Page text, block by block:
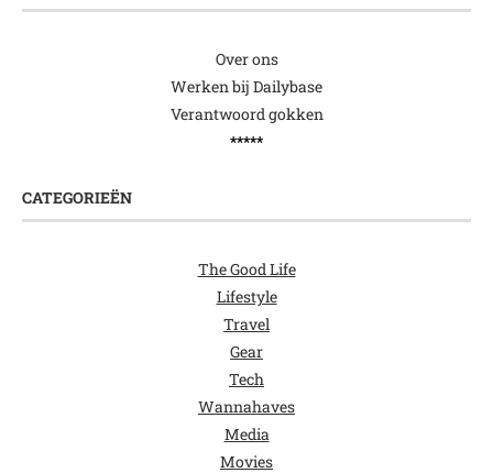
Over ons
Werken bij Dailybase
Verantwoord gokken
*****
CATEGORIEËN
The Good Life
Lifestyle
Travel
Gear
Tech
Wannahaves
Media
Movies